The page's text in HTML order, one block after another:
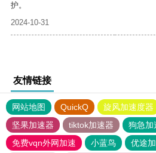
护。
2024-10-31
友情链接
网站地图 QuickQ 旋风加速度器
坚果加速器
tiktok加速器
狗急加
免费vqn外网加速
小蓝鸟 优途